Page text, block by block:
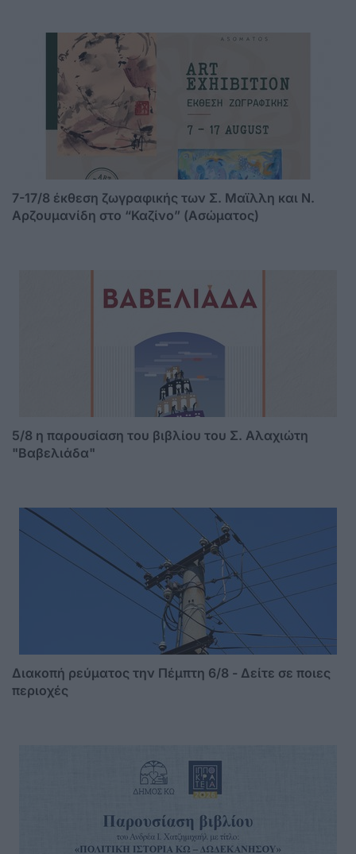
7-17/8 έκθεση ζωγραφικής των Σ. Μαϊλλη και Ν.
Αρζουμανίδη στο “Καζίνο” (Ασώματος)
5/8 η παρουσίαση του βιβλίου του Σ. Αλαχιώτη
"Βαβελιάδα"
Διακοπή ρεύματος την Πέμπτη 6/8 - Δείτε σε ποιες
περιοχές